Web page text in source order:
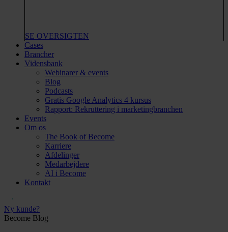
SE OVERSIGTEN
Cases
Brancher
Vidensbank
Webinarer & events
Blog
Podcasts
Gratis Google Analytics 4 kursus
Rapport: Rekruttering i marketingbranchen
Events
Om os
The Book of Become
Karriere
Afdelinger
Medarbejdere
AI i Become
Kontakt
Ny kunde?
Become Blog